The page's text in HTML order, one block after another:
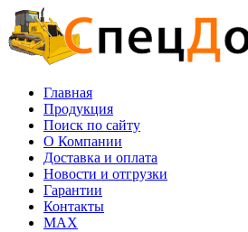
Перейти
к
основному
содержанию
Основная
навигация
Главная
Продукция
Поиск по сайту
O Компании
Доставка и оплата
Новости и отгрузки
Гарантии
Контакты
MAX